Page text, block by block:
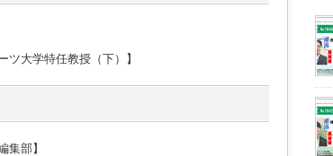
ツ大学特任教授（下）】
集部】